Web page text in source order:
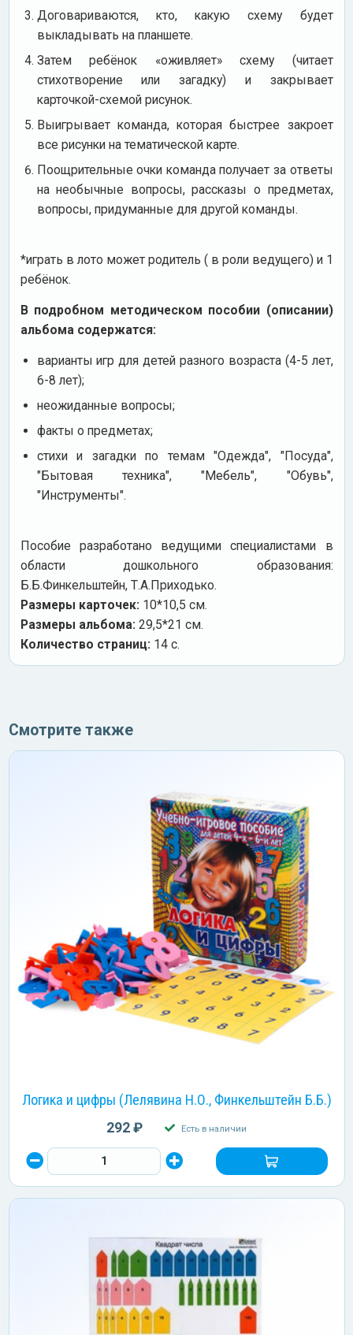
Договариваются, кто, какую схему будет
выкладывать на планшете.
Затем ребёнок «оживляет» схему (читает
стихотворение или загадку) и закрывает
карточкой-схемой рисунок.
Выигрывает команда, которая быстрее закроет
все рисунки на тематической карте.
Поощрительные очки команда получает за ответы
на необычные вопросы, рассказы о предметах,
вопросы, придуманные для другой команды.
*играть в лото может родитель ( в роли ведущего) и 1
ребёнок.
В подробном методическом пособии (описании)
альбома содержатся:
варианты игр для детей разного возраста (4-5 лет,
6-8 лет);
неожиданные вопросы;
факты о предметах;
стихи и загадки по темам "Одежда", "Посуда",
"Бытовая техника", "Мебель", "Обувь",
"Инструменты".
Пособие разработано ведущими специалистами в
области дошкольного образования:
Б.Б.Финкельштейн, Т.А.Приходько.
Размеры карточек: 10*10,5 см.
Размеры альбома: 29,5*21 см.
Количество страниц: 14 с.
Смотрите также
Логика и цифры (Лелявина Н.О., Финкельштейн Б.Б.)
292 ₽ Есть в наличии